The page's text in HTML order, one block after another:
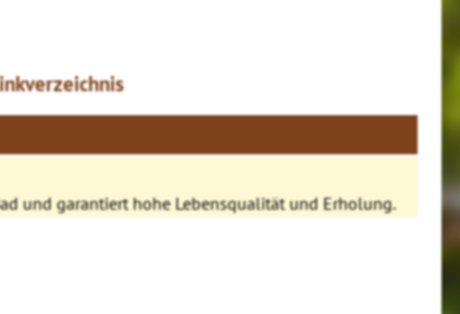
und garantiert hohe Lebensqualität und Erholung.